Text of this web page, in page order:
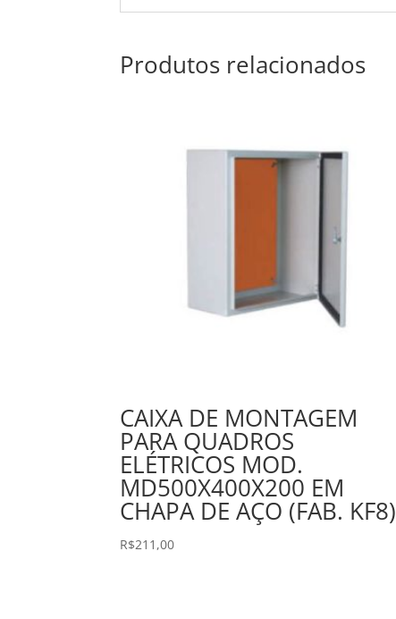
Produtos relacionados
CAIXA DE MONTAGEM
PARA QUADROS
ELÉTRICOS MOD.
MD500X400X200 EM
CHAPA DE AÇO (FAB. KF8)
R$211,00